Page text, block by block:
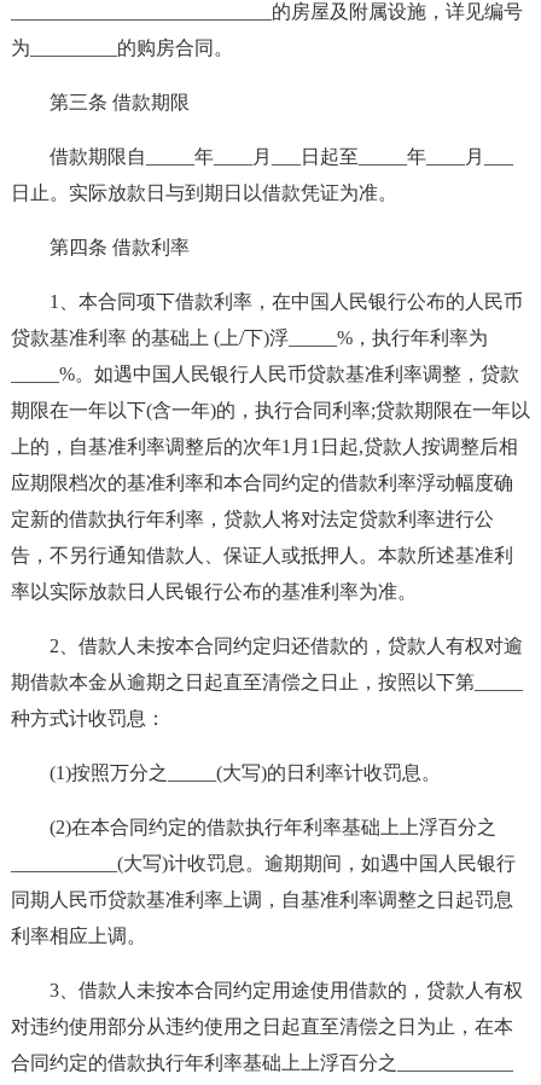
___________________________的房屋及附属设施，详见编号
为_________的购房合同。
第三条 借款期限
借款期限自_____年____月___日起至_____年____月___
日止。实际放款日与到期日以借款凭证为准。
第四条 借款利率
1、本合同项下借款利率，在中国人民银行公布的人民币
贷款基准利率 的基础上 (上/下)浮_____%，执行年利率为
_____%。如遇中国人民银行人民币贷款基准利率调整，贷款
期限在一年以下(含一年)的，执行合同利率;贷款期限在一年以
上的，自基准利率调整后的次年1月1日起,贷款人按调整后相
应期限档次的基准利率和本合同约定的借款利率浮动幅度确
定新的借款执行年利率，贷款人将对法定贷款利率进行公
告，不另行通知借款人、保证人或抵押人。本款所述基准利
率以实际放款日人民银行公布的基准利率为准。
2、借款人未按本合同约定归还借款的，贷款人有权对逾
期借款本金从逾期之日起直至清偿之日止，按照以下第_____
种方式计收罚息：
(1)按照万分之_____(大写)的日利率计收罚息。
(2)在本合同约定的借款执行年利率基础上上浮百分之
___________(大写)计收罚息。逾期期间，如遇中国人民银行
同期人民币贷款基准利率上调，自基准利率调整之日起罚息
利率相应上调。
3、借款人未按本合同约定用途使用借款的，贷款人有权
对违约使用部分从违约使用之日起直至清偿之日为止，在本
合同约定的借款执行年利率基础上上浮百分之____________